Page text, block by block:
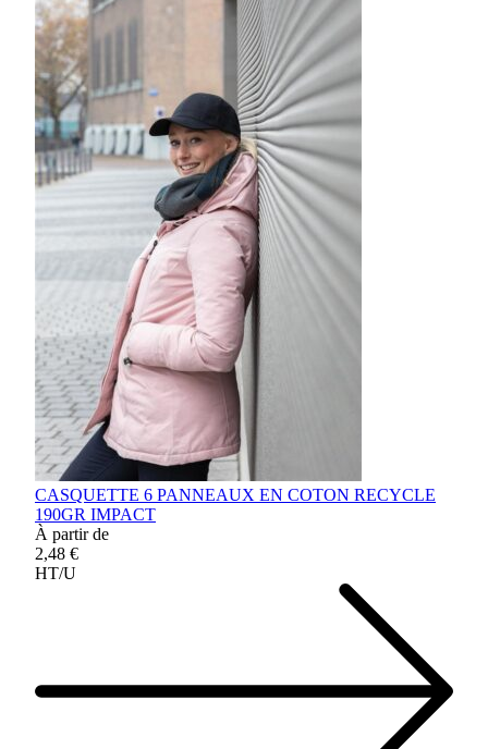
CASQUETTE 6 PANNEAUX EN COTON RECYCLE
190GR IMPACT
À partir de
2,48 €
HT/U